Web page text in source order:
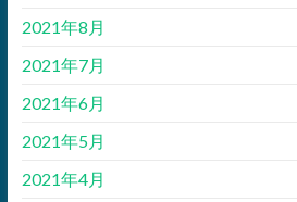
2021年8月
2021年7月
2021年6月
2021年5月
2021年4月